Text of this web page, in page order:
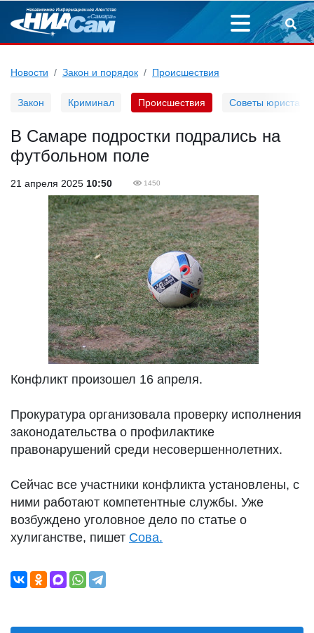
Новости Закон и порядок Происшествия
Закон Криминал Происшествия Советы юриста
В Самаре подростки подрались на
футбольном поле
21 апреля 2025 10:50 1450
Конфликт произошел 16 апреля.
Прокуратура организовала проверку исполнения
законодательства о профилактике
правонарушений среди несовершеннолетних.
Сейчас все участники конфликта установлены, с
ними работают компетентные службы. Уже
возбуждено уголовное дело по статье о
хулиганстве, пишет Сова.